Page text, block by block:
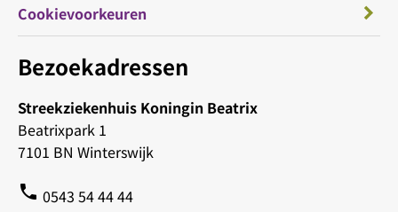
Bezoekadressen
Streekziekenhuis Koningin Beatrix
Beatrixpark 1
7101 BN Winterswijk
phone 0543 54 44 44
Cookievoorkeuren